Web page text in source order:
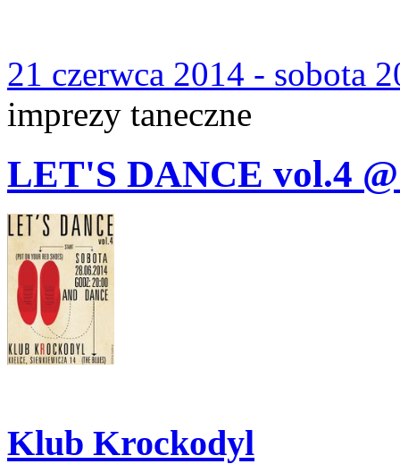
21 czerwca 2014 - sobota
imprezy taneczne
LET'S DANCE vol.4
Klub Krockodyl